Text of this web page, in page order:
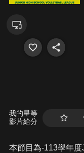
我的星等
影片給分
本節目為-113學年